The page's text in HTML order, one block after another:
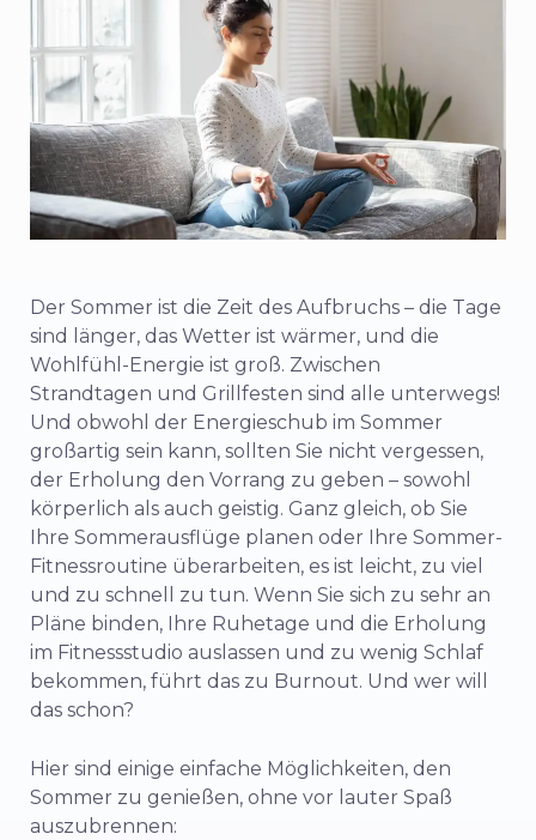
Der Sommer ist die Zeit des Aufbruchs – die Tage
sind länger, das Wetter ist wärmer, und die
Wohlfühl-Energie ist groß. Zwischen
Strandtagen und Grillfesten sind alle unterwegs!
Und obwohl der Energieschub im Sommer
großartig sein kann, sollten Sie nicht vergessen,
der Erholung den Vorrang zu geben – sowohl
körperlich als auch geistig. Ganz gleich, ob Sie
Ihre Sommerausflüge planen oder Ihre Sommer-
Fitnessroutine überarbeiten, es ist leicht, zu viel
und zu schnell zu tun. Wenn Sie sich zu sehr an
Pläne binden, Ihre Ruhetage und die Erholung
im Fitnessstudio auslassen und zu wenig Schlaf
bekommen, führt das zu Burnout. Und wer will
das schon?
Hier sind einige einfache Möglichkeiten, den
Sommer zu genießen, ohne vor lauter Spaß
auszubrennen: